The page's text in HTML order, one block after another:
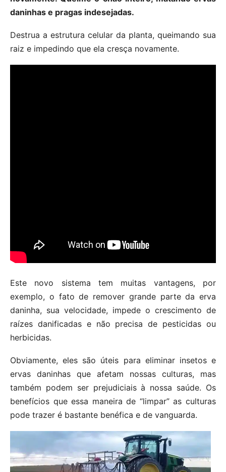
daninhas e pragas indesejadas.
Destrua a estrutura celular da planta, queimando sua
raiz e impedindo que ela cresça novamente.
Este novo sistema tem muitas vantagens, por
exemplo, o fato de remover grande parte da erva
daninha, sua velocidade, impede o crescimento de
raízes danificadas e não precisa de pesticidas ou
herbicidas.
Obviamente, eles são úteis para eliminar insetos e
ervas daninhas que afetam nossas culturas, mas
também podem ser prejudiciais à nossa saúde. Os
benefícios que essa maneira de “limpar” as culturas
pode trazer é bastante benéfica e de vanguarda.